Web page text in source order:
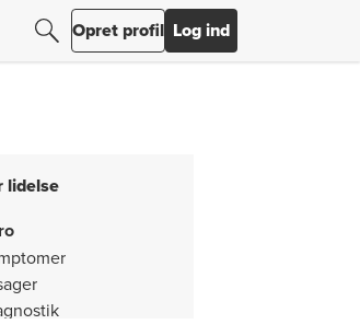
Søg efter resultater
SøgOpret profil Log ind
lidelse